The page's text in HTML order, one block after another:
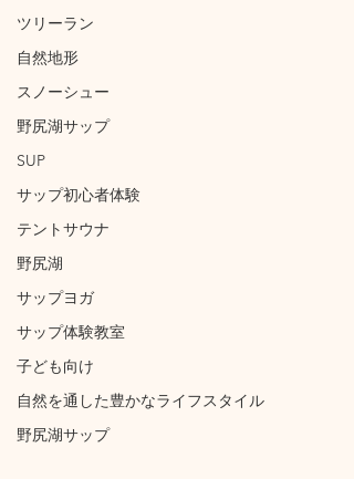
ツリーラン
自然地形
スノーシュー
野尻湖サップ
SUP
サップ初心者体験
テントサウナ
野尻湖
サップヨガ
サップ体験教室
子ども向け
自然を通した豊かなライフスタイル
野尻湖サップ